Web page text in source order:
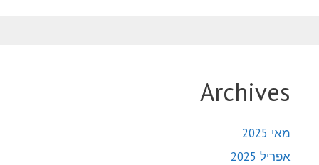
Archives
מאי 2025
אפריל 2025